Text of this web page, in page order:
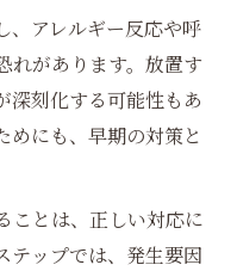
、アレルギー反応や呼
れがあります。放置す
深刻化する可能性もあ
めにも、早期の対策と
ことは、正しい対応に
テップでは、発生要因